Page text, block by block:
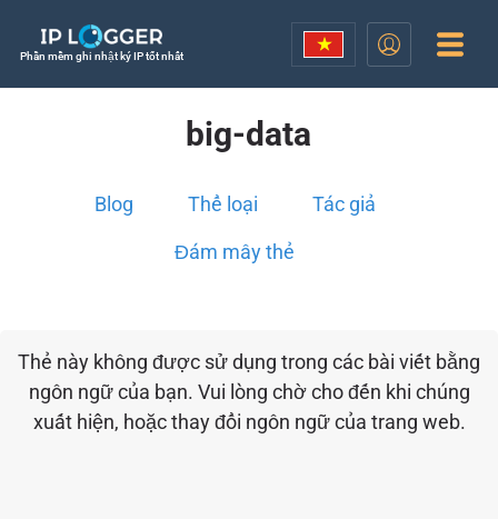
Phần mềm ghi nhật ký IP tốt nhất
big-data
Blog Thể loại Tác giả
Đám mây thẻ